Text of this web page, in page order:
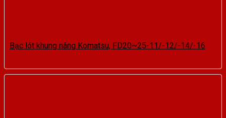
Bạc lót khung nâng Komatsu, FD20~25-11/-12/-14/-16